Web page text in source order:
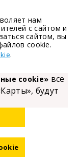
нам
с сайтом и
сайтом, вы
cookie.
.
cookie» все
будут